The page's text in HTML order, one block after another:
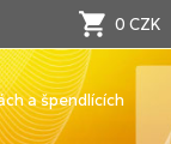
0 CZK
a špendlících